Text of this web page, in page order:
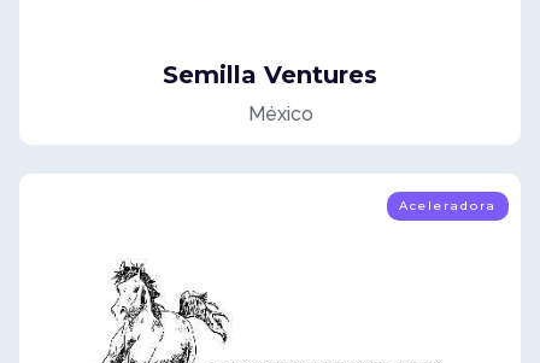
Semilla Ventures
México
Aceleradora